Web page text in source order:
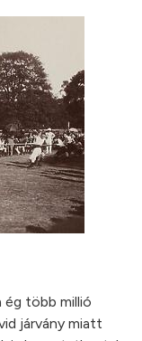
ég több millió
járvány miatt